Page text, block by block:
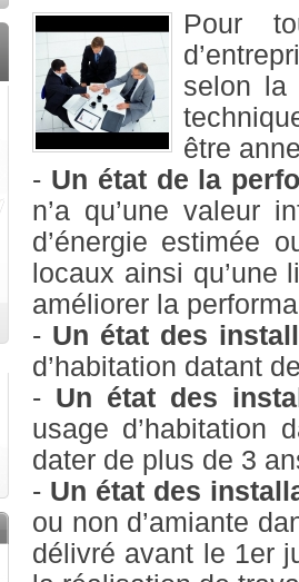
Pour
selon la
être
- Un état de la
n’a qu’une valeur
d’énergie estimée
locaux ainsi
améliorer la
- Un état des
d’habitation datant
- Un état des
usage d’habitation
dater de plus de 3
- Un état des
ou non d’amiante
délivré avant le 1er